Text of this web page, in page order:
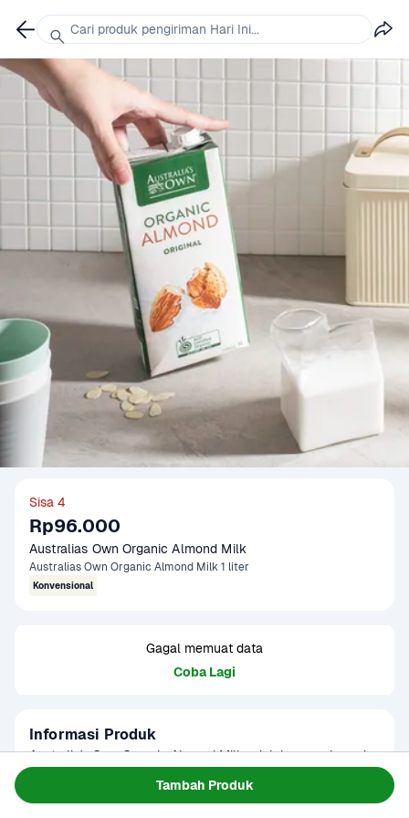
Tambah Produk
Sisa 4
Rp96.000
Australias Own Organic Almond Milk
Australias Own Organic Almond Milk 1 liter
Konvensional
Gagal memuat data
Coba Lagi
Informasi Produk
Australia's Own Organic Almond Milk adalah susu almond
dari almond organik tanpa tambahan gula tebu, tanpa
Cari produk pengiriman Hari Ini...